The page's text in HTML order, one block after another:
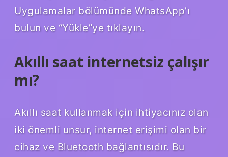
Uygulamalar bölümünde WhatsApp’ı
bulun ve “Yükle”ye tıklayın.
Akıllı saat internetsiz çalışır
mı?
Akıllı saat kullanmak için ihtiyacınız olan
iki önemli unsur, internet erişimi olan bir
cihaz ve Bluetooth bağlantısıdır. Bu